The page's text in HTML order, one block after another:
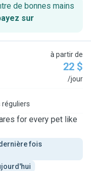
de bonnes mains
sur
à partir de
22 $
/jour
réguliers
for every pet like
fois